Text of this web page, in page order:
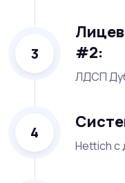
3
#2:
ЛДСП
4
Hettich с